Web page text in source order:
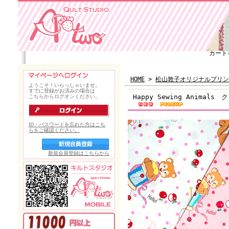
カート
HOME > 松山敦子オリジナルプリ
Happy Sewing Animals ク